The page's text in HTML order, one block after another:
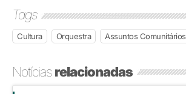
Tags
Cultura Orquestra Assuntos Comunitários
Notíciasrelacionadas